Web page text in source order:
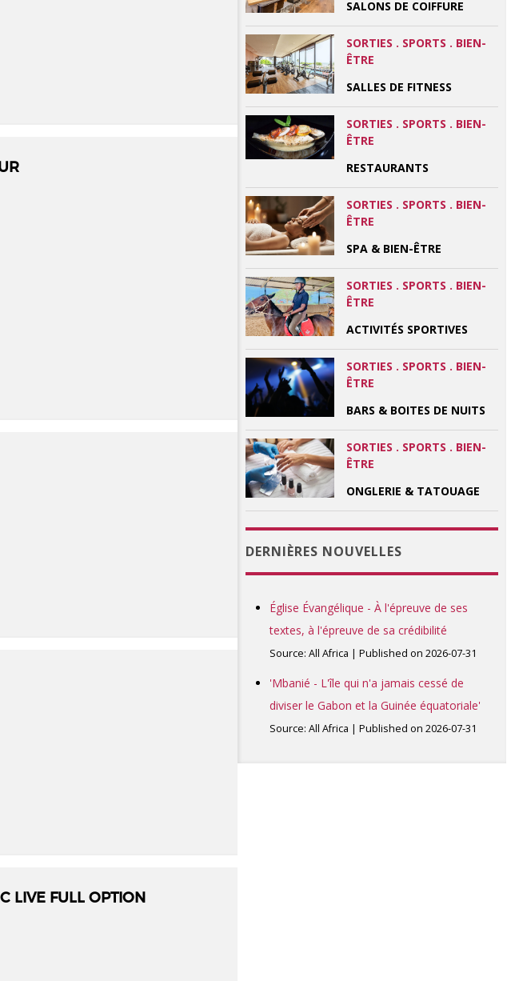
LIVE FULL OPTION
SALONS DE COIFFURE
SORTIES . SPORTS . BIEN-
ÊTRE
SALLES DE FITNESS
SORTIES . SPORTS . BIEN-
ÊTRE
RESTAURANTS
SORTIES . SPORTS . BIEN-
ÊTRE
SPA & BIEN-ÊTRE
SORTIES . SPORTS . BIEN-
ÊTRE
ACTIVITÉS SPORTIVES
SORTIES . SPORTS . BIEN-
ÊTRE
BARS & BOITES DE NUITS
SORTIES . SPORTS . BIEN-
ÊTRE
ONGLERIE & TATOUAGE
DERNIÈRES NOUVELLES
Église Évangélique - À l'épreuve de ses
textes, à l'épreuve de sa crédibilité
Source: All Africa Published on 2026-07-31
'Mbanié - L'île qui n'a jamais cessé de
diviser le Gabon et la Guinée équatoriale'
Source: All Africa Published on 2026-07-31